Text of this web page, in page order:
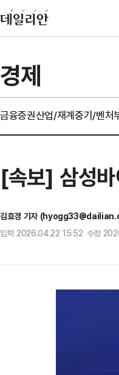
경제
금융증권산업/재계중기/벤처
[속보] 삼성
김효경 기자
입력 2026.04.22 15:52 수정